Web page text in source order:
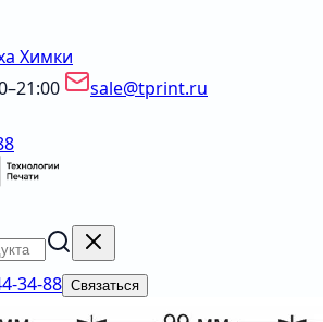
Химки
sale@tprint.ru
34-88 Связаться